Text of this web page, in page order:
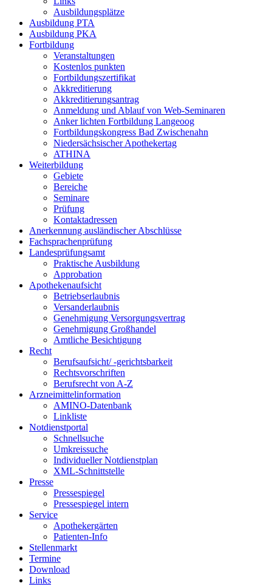
Ausbildungsplätze
Ausbildung PTA
Ausbildung PKA
Fortbildung
Veranstaltungen
Kostenlos punkten
Fortbildungszertifikat
Akkreditierung
Akkreditierungsantrag
Anmeldung und Ablauf von Web-Seminaren
Anker lichten Fortbildung Langeoog
Fortbildungskongress Bad Zwischenahn
Niedersächsischer Apothekertag
ATHINA
Weiterbildung
Gebiete
Bereiche
Seminare
Prüfung
Kontaktadressen
Anerkennung ausländischer Abschlüsse
Fachsprachenprüfung
Landesprüfungsamt
Praktische Ausbildung
Approbation
Apothekenaufsicht
Betriebserlaubnis
Versanderlaubnis
Genehmigung Versorgungsvertrag
Genehmigung Großhandel
Amtliche Besichtigung
Recht
Berufsaufsicht/ -gerichtsbarkeit
Rechtsvorschriften
Berufsrecht von A-Z
Arzneimittelinformation
AMINO-Datenbank
Linkliste
Notdienstportal
Schnellsuche
Umkreissuche
Individueller Notdienstplan
XML-Schnittstelle
Presse
Pressespiegel
Pressespiegel intern
Service
Apothekergärten
Patienten-Info
Stellenmarkt
Termine
Download
Links